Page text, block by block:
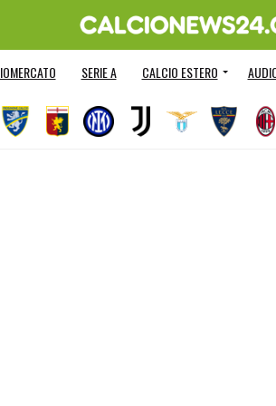
SERIE A CALCIO ESTERO